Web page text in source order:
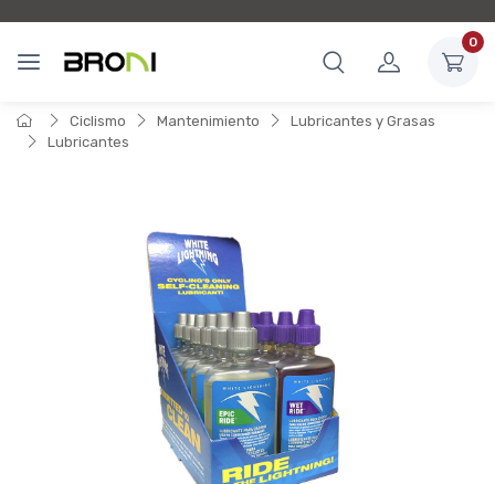
0
Ciclismo Mantenimiento
Lubricantes y Grasas
Lubricantes